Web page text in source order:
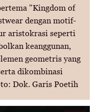
"Kingdom of
dengan motif-
aristokrasi seperti
keanggunan,
geometris yang
dikombinasi
Dok. Garis Poetih